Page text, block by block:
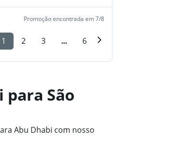
Promoção encontrada em 7/8
1 2 3 ... 6
São
Abu Dhabi com nosso